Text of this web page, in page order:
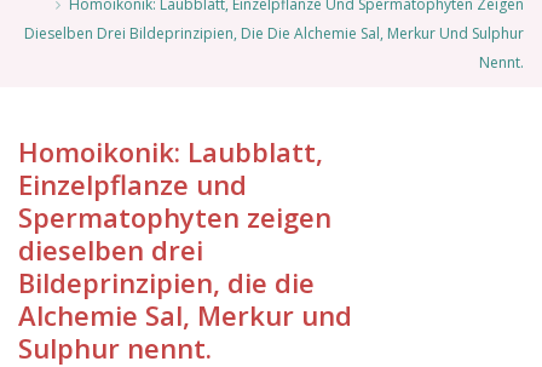
menu
Homoikonik: Laubblatt, Einzelpflanze Und Spermatophyten Zeigen
Dieselben Drei Bildeprinzipien, Die Die Alchemie Sal, Merkur Und Sulphur
Nennt.
Homoikonik: Laubblatt,
Einzelpflanze und
Spermatophyten zeigen
dieselben drei
Bildeprinzipien, die die
Alchemie Sal, Merkur und
Sulphur nennt.